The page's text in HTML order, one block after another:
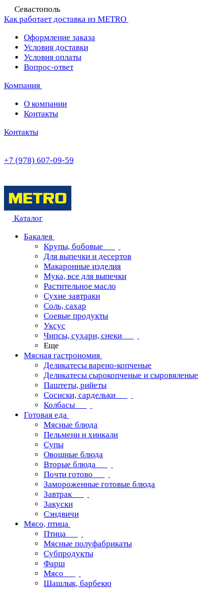
Севастополь
Как работает доставка из METRO
Оформление заказа
Условия доставки
Условия оплаты
Вопрос-ответ
Компания
О компании
Контакты
Контакты
+7 (978) 607-09-59
Каталог
Бакалея
Крупы, бобовые
Для выпечки и десертов
Макаронные изделия
Мука, все для выпечки
Растительное масло
Сухие завтраки
Соль, сахар
Соевые продукты
Уксус
Чипсы, сухари, снеки
Еще
Мясная гастрономия
Деликатесы варено-копченые
Деликатесы сырокопченые и сыровяленые
Паштеты, рийеты
Сосиски, сардельки
Колбасы
Готовая еда
Мясные блюда
Пельмени и хинкали
Супы
Овощные блюда
Вторые блюда
Почти готово
Замороженные готовые блюда
Завтрак
Закуски
Сэндвичи
Мясо, птица
Птица
Мясные полуфабрикаты
Субпродукты
Фарш
Мясо
Шашлык, барбекю